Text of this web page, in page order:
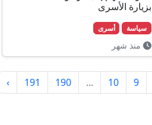
بزيارة الأسرى
سياسة أسرى
منذ شهر
9
10
...
190
191
›